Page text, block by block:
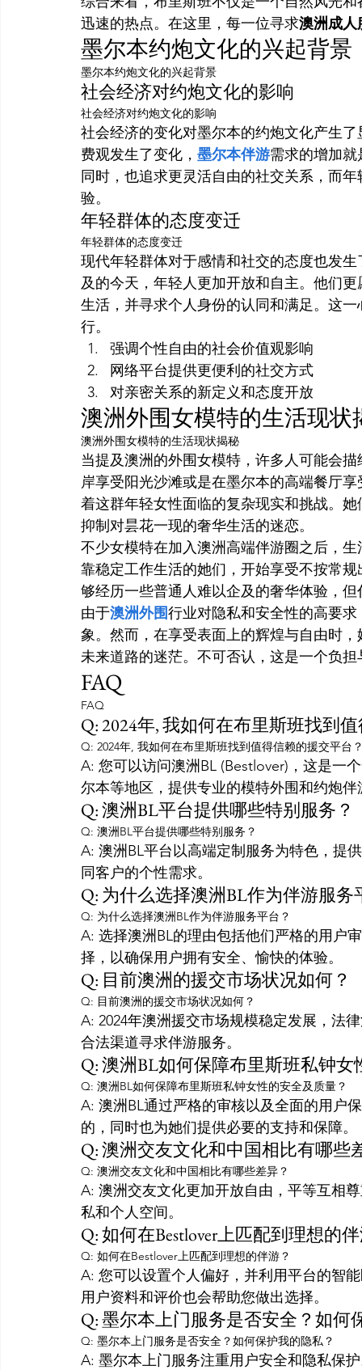
迅速的热点。在这里，每一位寻求澳洲成人
墨尔本约炮文化的兴起背景
墨尔本约炮文化的兴起背景
社会经济对约炮文化的影响
社会经济对约炮文化的影响
社会经济的变化对墨尔本的约炮文化产生
费观发生了变化， 墨尔本伴游需求的增加
同时，也追求更灵活自由的社交关系，而
验。
年轻群体的态度变迁
年轻群体的态度变迁
现代年轻群体对于感情和社交的态度也发
及的今天，年轻人更加开放和自主。他们
生活，并寻求个人身份的认同和满足。这
行。
强调个性自由的社会价值观影响
网络平台提供更便利的社交方式
对亲密关系的新定义和态度开放
澳洲外围女模特的生活现状
澳洲外围女模特的生活现状揭秘
当提及澳洲的外围女模特，许多人可能会
岸享受阳光沙滩或是在墨尔本的高端餐厅
着这群年轻女性面临的复杂现实和挑战。
抑制对昙花一现的奢华生活的迷恋。
不少女模特在加入澳洲高端伴游圈之后，
靠稳定工作生活的她们，开始享受不按常
够经历一些普通人难以企及的奢华体验，
由于澳洲外围行业对隐私和安全性的高要
象。然而，在享受表面上的辉煌与自由时
未来道路的迷茫。不可否认，这是一个负
FAQ
FAQ
Q: 2024年, 我如何在布里斯班找到
Q: 2024年, 我如何在布里斯班找到值得信赖的援交平台
A: 您可以访问澳洲BL (Bestlover)，这是一
尔本等地区，提供专业的模特外围和约炮伴
Q: 澳洲BL平台提供哪些特别服务？
Q: 澳洲BL平台提供哪些特别服务？
A: 澳洲BL平台以高端定制服务为特色，提
同客户的个性需求。
Q: 为什么选择澳洲BL作为伴游服务
Q: 为什么选择澳洲BL作为伴游服务平台？
A: 选择澳洲BL的理由包括他们严格的用户
择，以确保用户拥有安全、愉快的体验。
Q: 目前澳洲的援交市场状况如何？
Q: 目前澳洲的援交市场状况如何？
A: 2024年澳洲援交市场规模稳定发展，法
合法渠道寻求伴游服务。
Q: 澳洲BL如何保障布里斯班私钟
Q: 澳洲BL如何保障布里斯班私钟女性的安全及质量？
A: 澳洲BL通过严格的审核以及全面的用户
的，同时也为她们提供必要的支持和保障。
Q: 澳洲交友文化和中国相比有哪些
Q: 澳洲交友文化和中国相比有哪些差异？
A: 澳洲交友文化更加开放自由，平等互相
私和个人空间。
Q: 如何在Bestlover上匹配到理想的
Q: 如何在Bestlover上匹配到理想的伴游？
A: 您可以设置个人偏好，并利用平台的智
用户资料和评价也会帮助您做出选择。
Q: 墨尔本上门服务是否安全？如何
Q: 墨尔本上门服务是否安全？如何保护我的隐私？
A: 墨尔本上门服务注重用户安全和隐私保